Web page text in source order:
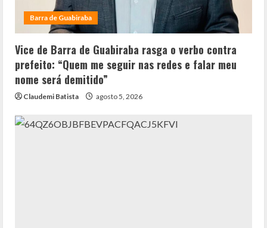
Barra de Guabiraba
Vice de Barra de Guabiraba rasga o verbo contra
prefeito: “Quem me seguir nas redes e falar meu
nome será demitido”
Claudemi Batista agosto 5, 2026